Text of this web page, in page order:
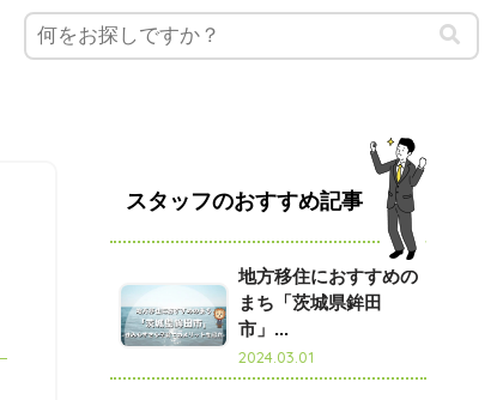
スタッフのおすすめ記事
地方移住におすすめの
まち「茨城県鉾田
市」...
2024.03.01